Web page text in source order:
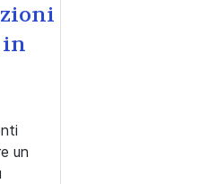
un